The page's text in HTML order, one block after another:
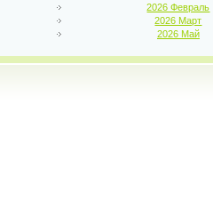
2026 Февраль
2026 Март
2026 Май